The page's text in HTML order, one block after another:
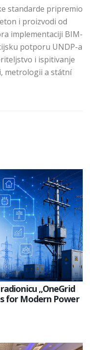
standarde pripremio
i proizvodi od
implementaciji BIM-
potporu UNDP-a
i ispitivanje
metrologii a státní
„OneGrid
for Modern Power